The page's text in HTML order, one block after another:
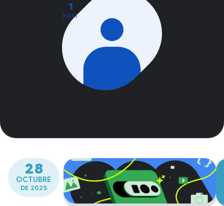
1
POST
28
OCTUBRE
DE 2025